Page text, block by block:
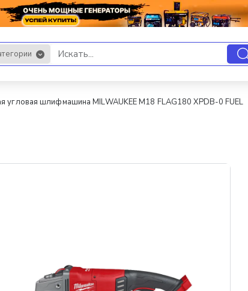
угловая шлифмашина MILWAUKEE M18 FLAG180 XPDB-0 FUEL